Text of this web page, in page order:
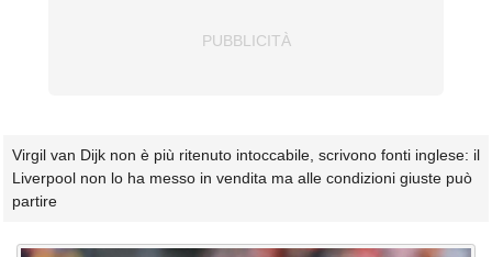
Virgil van Dijk non è più ritenuto intoccabile, scrivono fonti inglese: il
Liverpool non lo ha messo in vendita ma alle condizioni giuste può
partire